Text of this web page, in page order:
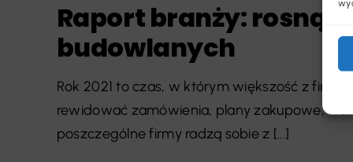
Raport branży:
budowlanych
Rok 2021 to czas, w którym większość z firm
rewidować zamówienia, plany zakupowe,
poszczególne firmy radzą sobie z [...]